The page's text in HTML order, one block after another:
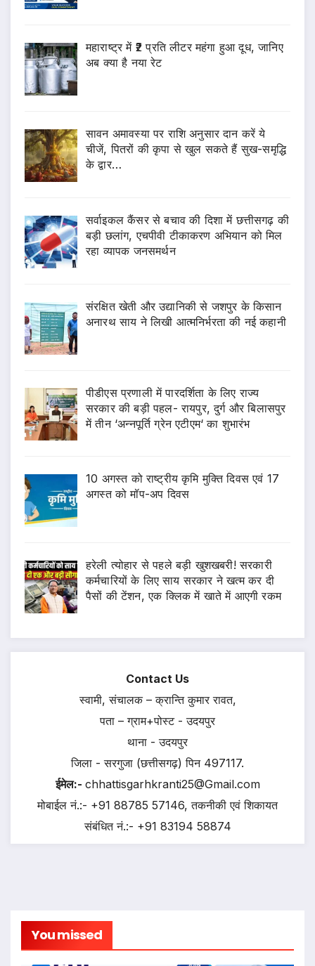
महाराष्ट्र में ₹2 प्रति लीटर महंगा हुआ दूध, जानिए
अब क्या है नया रेट
सावन अमावस्या पर राशि अनुसार दान करें ये
चीजें, पितरों की कृपा से खुल सकते हैं सुख-समृद्धि
के द्वार…
सर्वाइकल कैंसर से बचाव की दिशा में छत्तीसगढ़ की
बड़ी छलांग, एचपीवी टीकाकरण अभियान को मिल
रहा व्यापक जनसमर्थन
संरक्षित खेती और उद्यानिकी से जशपुर के किसान
अनारथ साय ने लिखी आत्मनिर्भरता की नई कहानी
पीडीएस प्रणाली में पारदर्शिता के लिए राज्य
सरकार की बड़ी पहल- रायपुर, दुर्ग और बिलासपुर
में तीन ‘अन्नपूर्ति ग्रेन एटीएम‘ का शुभारंभ
10 अगस्त को राष्ट्रीय कृमि मुक्ति दिवस एवं 17
अगस्त को मॉप-अप दिवस
हरेली त्योहार से पहले बड़ी खुशखबरी! सरकारी
कर्मचारियों के लिए साय सरकार ने खत्म कर दी
पैसों की टेंशन, एक क्लिक में खाते में आएगी रकम
Contact Us
स्वामी, संचालक – क्रान्ति कुमार रावत,
पता – ग्राम+पोस्ट - उदयपुर
थाना - उदयपुर
जिला - सरगुजा (छत्तीसगढ़) पिन 497117.
ईमेल:- chhattisgarhkranti25@Gmail.com
मोबाईल नं.:- +91 88785 57146, तकनीकी एवं शिकायत
संबंधित नं.:- +91 83194 58874
You missed